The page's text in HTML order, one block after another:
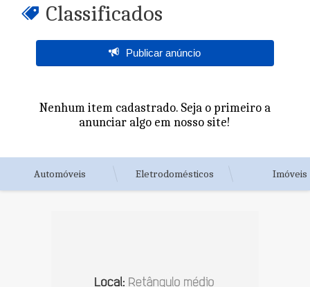
Classificados
Publicar anúncio
Nenhum item cadastrado. Seja o primeiro a
anunciar algo em nosso site!
Automóveis Eletrodomésticos Imóveis